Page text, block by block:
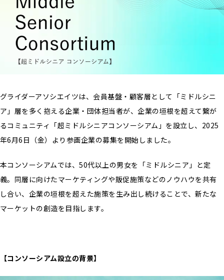
グライダーアソシエイツは、会員基盤・顧客層として「ミドルシニ
ア」層を多く抱える企業・団体担当者が、企業の垣根を超えて繋が
るコミュニティ「超ミドルシニアコンソーシアム」を設立し、2025
年6月6日（金）より参画企業の募集を開始しました。
本コンソーシアムでは、50代以上の男女を「ミドルシニア」と定
義。同層に向けたマーケティングや販促施策などのノウハウを共有
し合い、企業の垣根を超えた施策を生み出し続けることで、新たな
マーケットの創造を目指します。
【コンソーシアム設立の背景】